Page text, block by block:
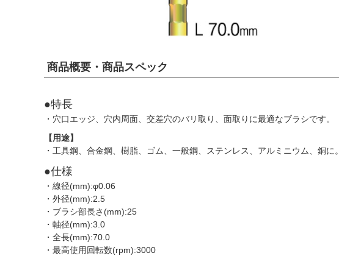
商品概要・商品スペック
●特長
・穴口エッジ、穴内周面、交差穴のバリ取り、面取りに最適なブラシです。
【用途】
・工具鋼、合金鋼、樹脂、ゴム、一般鋼、ステンレス、アルミニウム、銅に。
●仕様
・線径(mm):φ0.06
・外径(mm):2.5
・ブラシ部長さ(mm):25
・軸径(mm):3.0
・全長(mm):70.0
・最高使用回転数(rpm):3000